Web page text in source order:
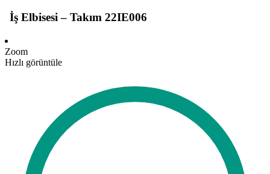
İş Elbisesi – Takım 22IE006
Zoom
Hızlı görüntüle